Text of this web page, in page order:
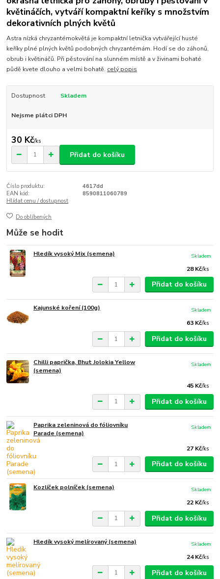
květináčích, vytváří kompaktní keříky s množstvím
dekorativních plných květů
Astra nízká chryzantémokvětá je kompaktní letnička vytvářející husté
keříky plné plných květů podobných chryzantémám. Hodí se do záhonů,
obrub i květináčů. Při pěstování na slunném místě a v živinami bohaté
půdě kvete dlouho a velmi bohatě. celý popis
Dostupnost Skladem
Nejsme plátci DPH
30 Kč/ks
Přidat do košíku
Číslo produktu:
4617dd
EAN kód:
8590811060789
Hlídat cenu / dostupnost
Do oblíbených
Může se hodit
Hledík vysoký Mix (semena)
28 Kč/ks
Skladem
Přidat do košíku
Kajunské koření (100g)
63 Kč/ks
Skladem
Přidat do košíku
Chilli paprička, Bhut Jolokia Yellow
(semena)
45 Kč/ks
Skladem
Přidat do košíku
Paprika zeleninová do fóliovníku
Parade (semena)
27 Kč/ks
Skladem
Přidat do košíku
Kozlíček polníček (semena)
22 Kč/ks
Skladem
Přidat do košíku
Hledík vysoký melírovaný (semena)
24 Kč/ks
Skladem
Přidat do košíku